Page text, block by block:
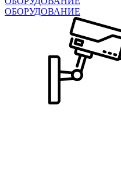
ОБОРУДОВАНИЕ